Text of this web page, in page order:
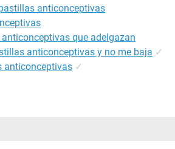
anticonceptivas
que adelgazan
anticonceptivas y no me baja ✓
anticonceptivas ✓